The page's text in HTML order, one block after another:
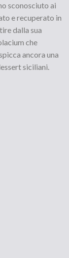
sconosciuto ai
e recuperato in
dalla sua
che
ancora una
siciliani.